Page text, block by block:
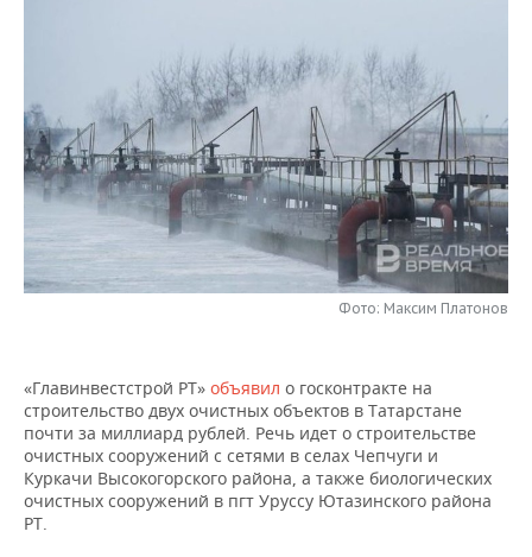
НЕФТЕХИМИЯ
НЕФТЬ
ОПК
ЭНЕРГЕТИКА
НОВОСТИ БИЗНЕСА
РОЗНИЧНАЯ ТОРГОВЛЯ
ТРАНСПОРТ
УСЛУГИ
НОВОСТИ ТЕХНОЛОГИЙ
IT
МЕДИА
ТЕЛЕКОММУНИКАЦИИ
МЕРОПРИЯТИЯ
НОВОСТИ МЕРОПРИЯТИЙ
ВЫЕЗДНАЯ РЕДАКЦИЯ
БИЗНЕС-БРАНЧИ
ОТКРЫТАЯ ЛЕКЦИЯ
СПОРТ
НОВОСТИ СПОРТА
ФУТБОЛ
БАСКЕТБОЛ
ВОЛЕЙБОЛ
КИБЕРСПОРТ
ОБЩЕСТВО
НОВОСТИ ОБЩЕСТВА
ИНФРАСТРУКТУРА
ИСТОРИЯ
КУЛЬТУРА
ФОТОГАЛЕРЕЯ
СПРАВОЧНИК
СПИСОК ПЕРСОН
СПИСОК КОМПАНИЙ
ПОЛНАЯ ВЕРСИЯ
Фото: Максим Платонов
«Главинвестстрой РТ» объявил о госконтракте на
строительство двух очистных объектов в Татарстане
почти за миллиард рублей. Речь идет о строительстве
очистных сооружений с сетями в селах Чепчуги и
Куркачи Высокогорского района, а также биологических
очистных сооружений в пгт Уруссу Ютазинского района
РТ.